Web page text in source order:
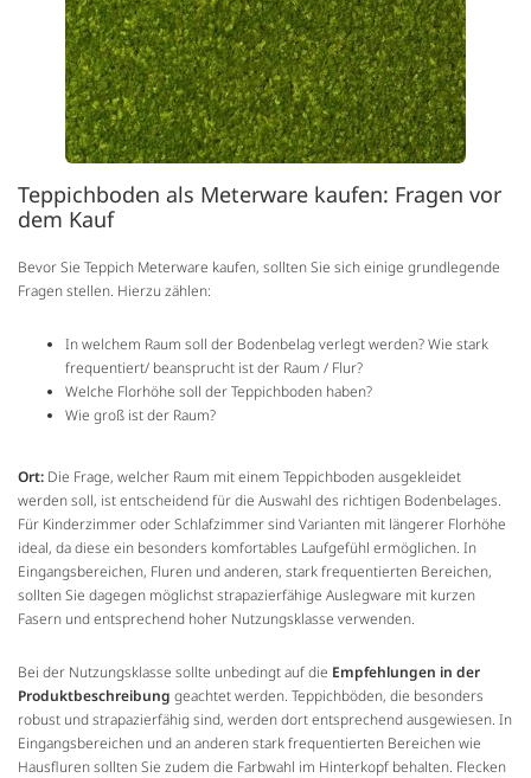
Teppichboden als Meterware kaufen: Fragen vor
dem Kauf
Bevor Sie Teppich Meterware kaufen, sollten Sie sich einige grundlegende
Fragen stellen. Hierzu zählen:
In welchem Raum soll der Bodenbelag verlegt werden? Wie stark
frequentiert/ beansprucht ist der Raum / Flur?
Welche Florhöhe soll der Teppichboden haben?
Wie groß ist der Raum?
Ort: Die Frage, welcher Raum mit einem Teppichboden ausgekleidet
werden soll, ist entscheidend für die Auswahl des richtigen Bodenbelages.
Für Kinderzimmer oder Schlafzimmer sind Varianten mit längerer Florhöhe
ideal, da diese ein besonders komfortables Laufgefühl ermöglichen. In
Eingangsbereichen, Fluren und anderen, stark frequentierten Bereichen,
sollten Sie dagegen möglichst strapazierfähige Auslegware mit kurzen
Fasern und entsprechend hoher Nutzungsklasse verwenden.
Bei der Nutzungsklasse sollte unbedingt auf die Empfehlungen in der
Produktbeschreibung geachtet werden. Teppichböden, die besonders
robust und strapazierfähig sind, werden dort entsprechend ausgewiesen. In
Eingangsbereichen und an anderen stark frequentierten Bereichen wie
Hausfluren sollten Sie zudem die Farbwahl im Hinterkopf behalten. Flecken